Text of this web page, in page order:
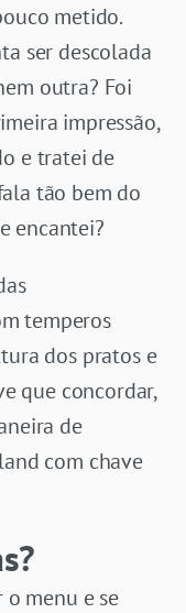
metido.
ser descolada
outra? Foi
impressão,
e tratei de
tão bem do
encantei?
temperos
dos pratos e
que concordar,
de
com chave
o menu e se